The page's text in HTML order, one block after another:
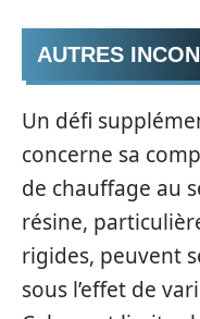
AUTRES
Un défi
concerne sa
de chauffage au
résine,
rigides, peuvent
sous l’effet de